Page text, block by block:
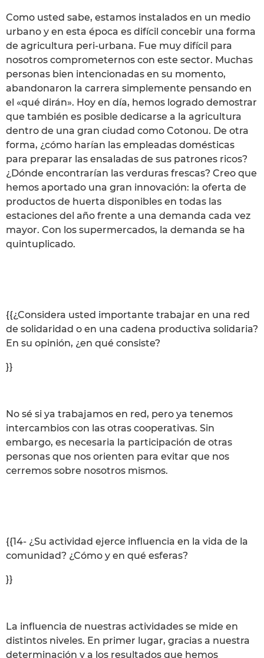
Como usted sabe, estamos instalados en un medio
urbano y en esta época es difícil concebir una forma
de agricultura peri-urbana. Fue muy difícil para
nosotros comprometernos con este sector. Muchas
personas bien intencionadas en su momento,
abandonaron la carrera simplemente pensando en
el «qué dirán». Hoy en día, hemos logrado demostrar
que también es posible dedicarse a la agricultura
dentro de una gran ciudad como Cotonou. De otra
forma, ¿cómo harían las empleadas domésticas
para preparar las ensaladas de sus patrones ricos?
¿Dónde encontrarían las verduras frescas? Creo que
hemos aportado una gran innovación: la oferta de
productos de huerta disponibles en todas las
estaciones del año frente a una demanda cada vez
mayor. Con los supermercados, la demanda se ha
quintuplicado.
{{¿Considera usted importante trabajar en una red
de solidaridad o en una cadena productiva solidaria?
En su opinión, ¿en qué consiste?
}}
No sé si ya trabajamos en red, pero ya tenemos
intercambios con las otras cooperativas. Sin
embargo, es necesaria la participación de otras
personas que nos orienten para evitar que nos
cerremos sobre nosotros mismos.
{{14- ¿Su actividad ejerce influencia en la vida de la
comunidad? ¿Cómo y en qué esferas?
}}
La influencia de nuestras actividades se mide en
distintos niveles. En primer lugar, gracias a nuestra
determinación y a los resultados que hemos